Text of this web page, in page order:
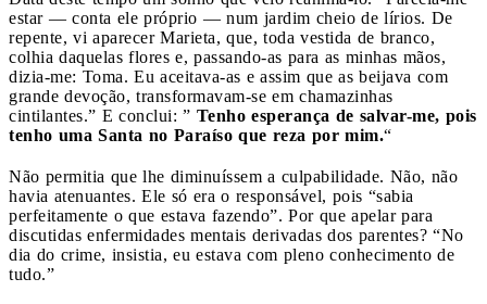
estar — conta ele próprio — num jardim cheio de lírios. De
repente, vi aparecer Marieta, que, toda vestida de branco,
colhia daquelas flores e, passando-as para as minhas mãos,
dizia-me: Toma. Eu aceitava-as e assim que as beijava com
grande devoção, transformavam-se em chamazinhas
cintilantes.” E conclui: ” Tenho esperança de salvar-me, pois
tenho uma Santa no Paraíso que reza por mim.“
Não permitia que lhe diminuíssem a culpabilidade. Não, não
havia atenuantes. Ele só era o responsável, pois “sabia
perfeitamente o que estava fazendo”. Por que apelar para
discutidas enfermidades mentais derivadas dos parentes? “No
dia do crime, insistia, eu estava com pleno conhecimento de
tudo.”